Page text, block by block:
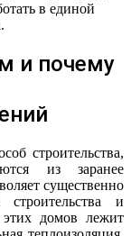
в единой
и почему
строительства,
из заранее
существенно
строительства и
этих домов лежит